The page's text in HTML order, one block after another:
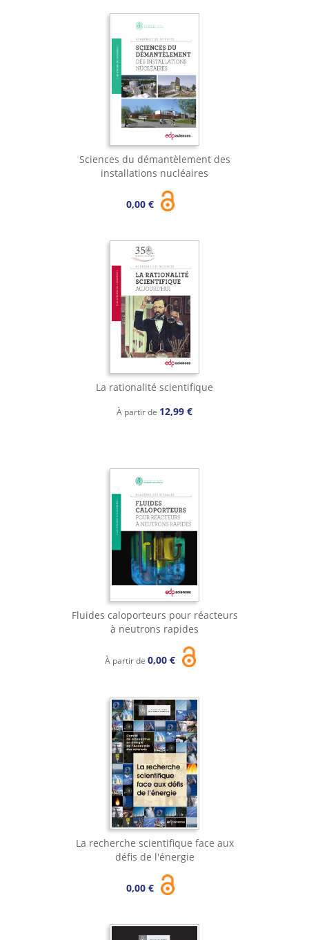
Sciences du démantèlement des
installations nucléaires
0,00 €
La rationalité scientifique
À partir de 12,99 €
Fluides caloporteurs pour réacteurs
à neutrons rapides
À partir de 0,00 €
La recherche scientifique face aux
défis de l'énergie
0,00 €